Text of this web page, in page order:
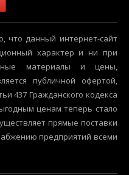
данный интернет-сайт
характер и ни при
материалы и цены,
публичной офертой,
437 Гражданского кодекса
ценам теперь стало
прямые поставки
предприятий всеми